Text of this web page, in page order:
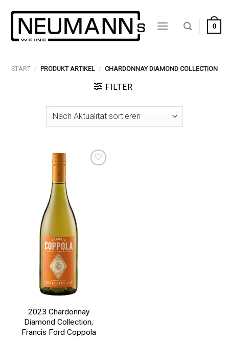
Inhalt
springen
0
START / PRODUKT ARTIKEL / CHARDONNAY DIAMOND COLLECTION
FILTER
2023 Chardonnay
Diamond Collection,
Francis Ford Coppola